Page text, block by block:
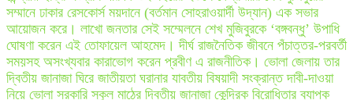
সম্মানে ঢাকার রেসকোর্স ময়দানে (বর্তমান সোহরাওয়ার্দী উদ্যান) এক সভার
আয়োজন করে। লাখো জনতার সেই সম্মেলনে শেখ মুজিবুরকে ‘বঙ্গবন্ধু’ উপাধি
ঘোষণা করেন এই তোফায়েল আহমেদ। দীর্ঘ রাজনৈতিক জীবনে পঁচাত্তর-পরবর্তী
সময়সহ অসংখ্যবার কারাভোগ করেন প্রবীণ এ রাজনীতিক। ভোলা জেলায় তার
দ্বিতীয় জানাজা ঘিরে জাতীয়তা ঘরানার যাবতীয় বিষয়াদী সংক্রান্ত দাবী-দাওয়া
নিয়ে ভোলা সরকারি স্কুল মাঠের দ্বিতীয় জানাজা কেন্দ্রিক বিরোধিতার ব্যাপক